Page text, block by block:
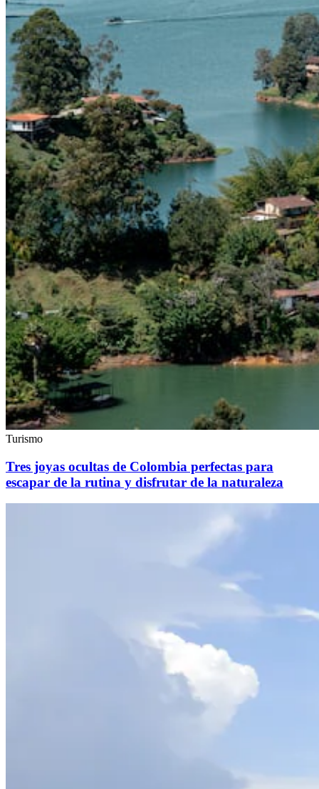
Turismo
Tres joyas ocultas de Colombia perfectas para
escapar de la rutina y disfrutar de la naturaleza